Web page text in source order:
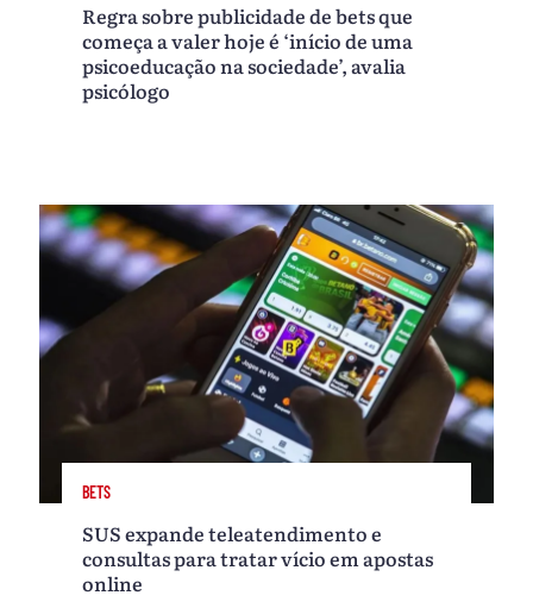
Regra sobre publicidade de bets que
começa a valer hoje é ‘início de uma
psicoeducação na sociedade’, avalia
psicólogo
BETS
SUS expande teleatendimento e
consultas para tratar vício em apostas
online